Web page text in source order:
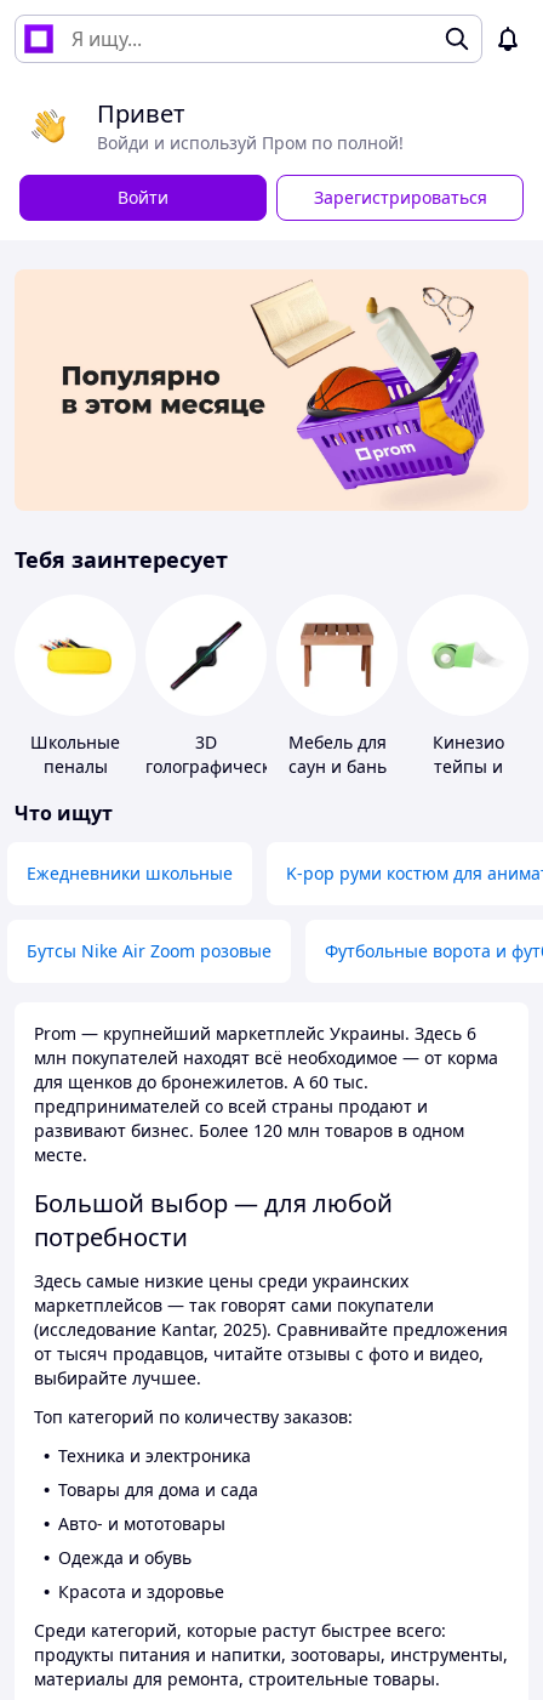
Привет
Войди и используй Пром по полной!
Войти Зарегистрироваться
Тебя заинтересует
Школьные
пеналы
3D
голографические
Мебель для
саун и бань
Кинезио
тейпы и
Что ищут
Ежедневники школьные K-pop руми костюм для
Бутсы Nike Air Zoom розовые Футбольные ворота и
Prom — крупнейший маркетплейс Украины. Здесь 6
млн покупателей находят всё необходимое — от корма
для щенков до бронежилетов. А 60 тыс.
предпринимателей со всей страны продают и
развивают бизнес. Более 120 млн товаров в одном
месте.
Большой выбор — для любой
потребности
Здесь самые низкие цены среди украинских
маркетплейсов — так говорят сами покупатели
(исследование Kantar, 2025). Сравнивайте предложения
от тысяч продавцов, читайте отзывы с фото и видео,
выбирайте лучшее.
Топ категорий по количеству заказов:
Техника и электроника
Товары для дома и сада
Авто- и мототовары
Одежда и обувь
Красота и здоровье
Среди категорий, которые растут быстрее всего:
продукты питания и напитки, зоотовары, инструменты,
материалы для ремонта, строительные товары.